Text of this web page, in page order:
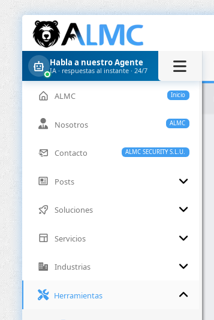
Habla a nuestro Agente
IA · respuestas al instante · 24/7
Inicio
ALMC
ALMC
Nosotros
ALMC SECURITY S.L.U.
Contacto
Posts
Soluciones
Servicios
Industrias
Herramientas